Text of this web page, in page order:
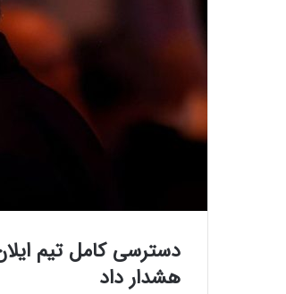
دسترسی کامل تیم
هشدار داد